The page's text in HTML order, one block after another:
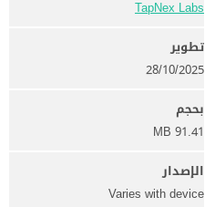
TapNex Labs
تطوير
28/10/2025
بحجم
91.41 MB
الإصدار
Varies with device